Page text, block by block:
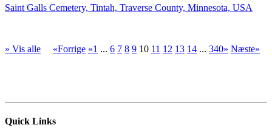
Saint Galls Cemetery, Tintah, Traverse County, Minnesota, USA
» Vis alle «Forrige «1 ... 6 7 8 9 10 11 12 13 14 ... 340» Næste»
Quick Links